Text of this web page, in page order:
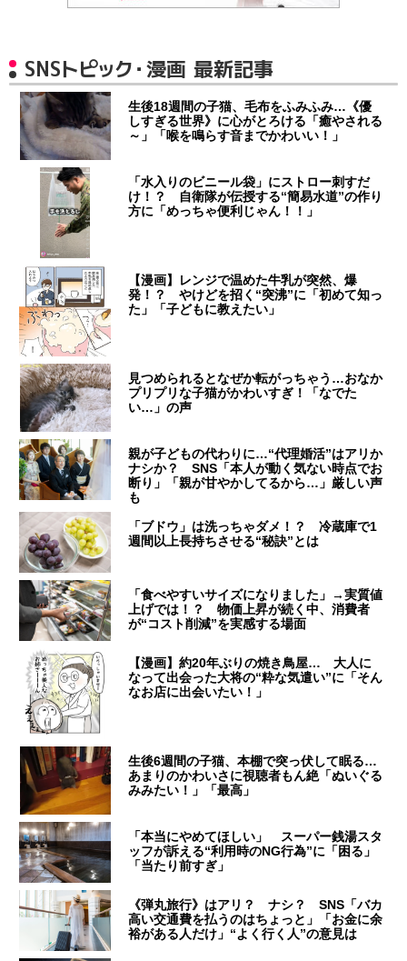
SNSトピック・漫画 最新記事
生後18週間の子猫、毛布をふみふみ…《優
しすぎる世界》に心がとろける「癒やされる
～」「喉を鳴らす音までかわいい！」
「水入りのビニール袋」にストロー刺すだ
け！？ 自衛隊が伝授する“簡易水道”の作り
方に「めっちゃ便利じゃん！！」
【漫画】レンジで温めた牛乳が突然、爆
発！？ やけどを招く“突沸”に「初めて知っ
た」「子どもに教えたい」
見つめられるとなぜか転がっちゃう…おなか
プリプリな子猫がかわいすぎ！「なでた
い…」の声
親が子どもの代わりに…“代理婚活”はアリか
ナシか？ SNS「本人が動く気ない時点でお
断り」「親が甘やかしてるから…」厳しい声
も
「ブドウ」は洗っちゃダメ！？ 冷蔵庫で1
週間以上長持ちさせる“秘訣”とは
「食べやすいサイズになりました」→実質値
上げでは！？ 物価上昇が続く中、消費者
が“コスト削減”を実感する場面
【漫画】約20年ぶりの焼き鳥屋… 大人に
なって出会った大将の“粋な気遣い”に「そん
なお店に出会いたい！」
生後6週間の子猫、本棚で突っ伏して眠る…
あまりのかわいさに視聴者もん絶「ぬいぐる
みみたい！」「最高」
「本当にやめてほしい」 スーパー銭湯スタ
ッフが訴える“利用時のNG行為”に「困る」
「当たり前すぎ」
《弾丸旅行》はアリ？ ナシ？ SNS「バカ
高い交通費を払うのはちょっと」「お金に余
裕がある人だけ」“よく行く人”の意見は